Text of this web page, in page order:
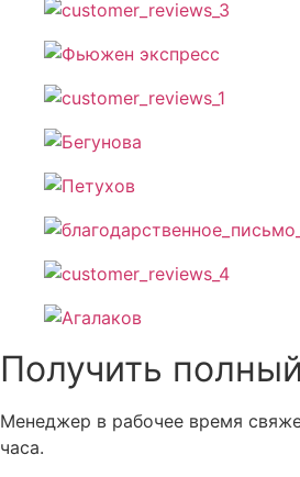
Получить
Менеджер в рабочее время
часа.